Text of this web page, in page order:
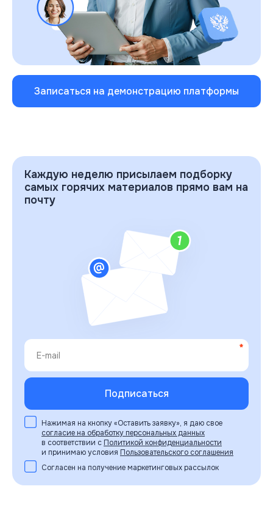
Записаться на демонстрацию платформы
Каждую неделю присылаем подборку
самых горячих материалов прямо вам на
почту
Нажимая на кнопку «Оставить заявку», я даю свое
согласие на обработку персональных данных
в соответствии с Политикой конфиденциальности
и принимаю условия Пользовательского соглашения
Согласен на получение маркетинговых рассылок